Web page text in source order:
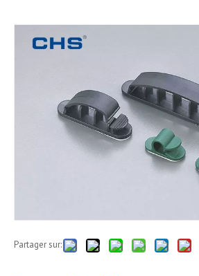
Partager sur: